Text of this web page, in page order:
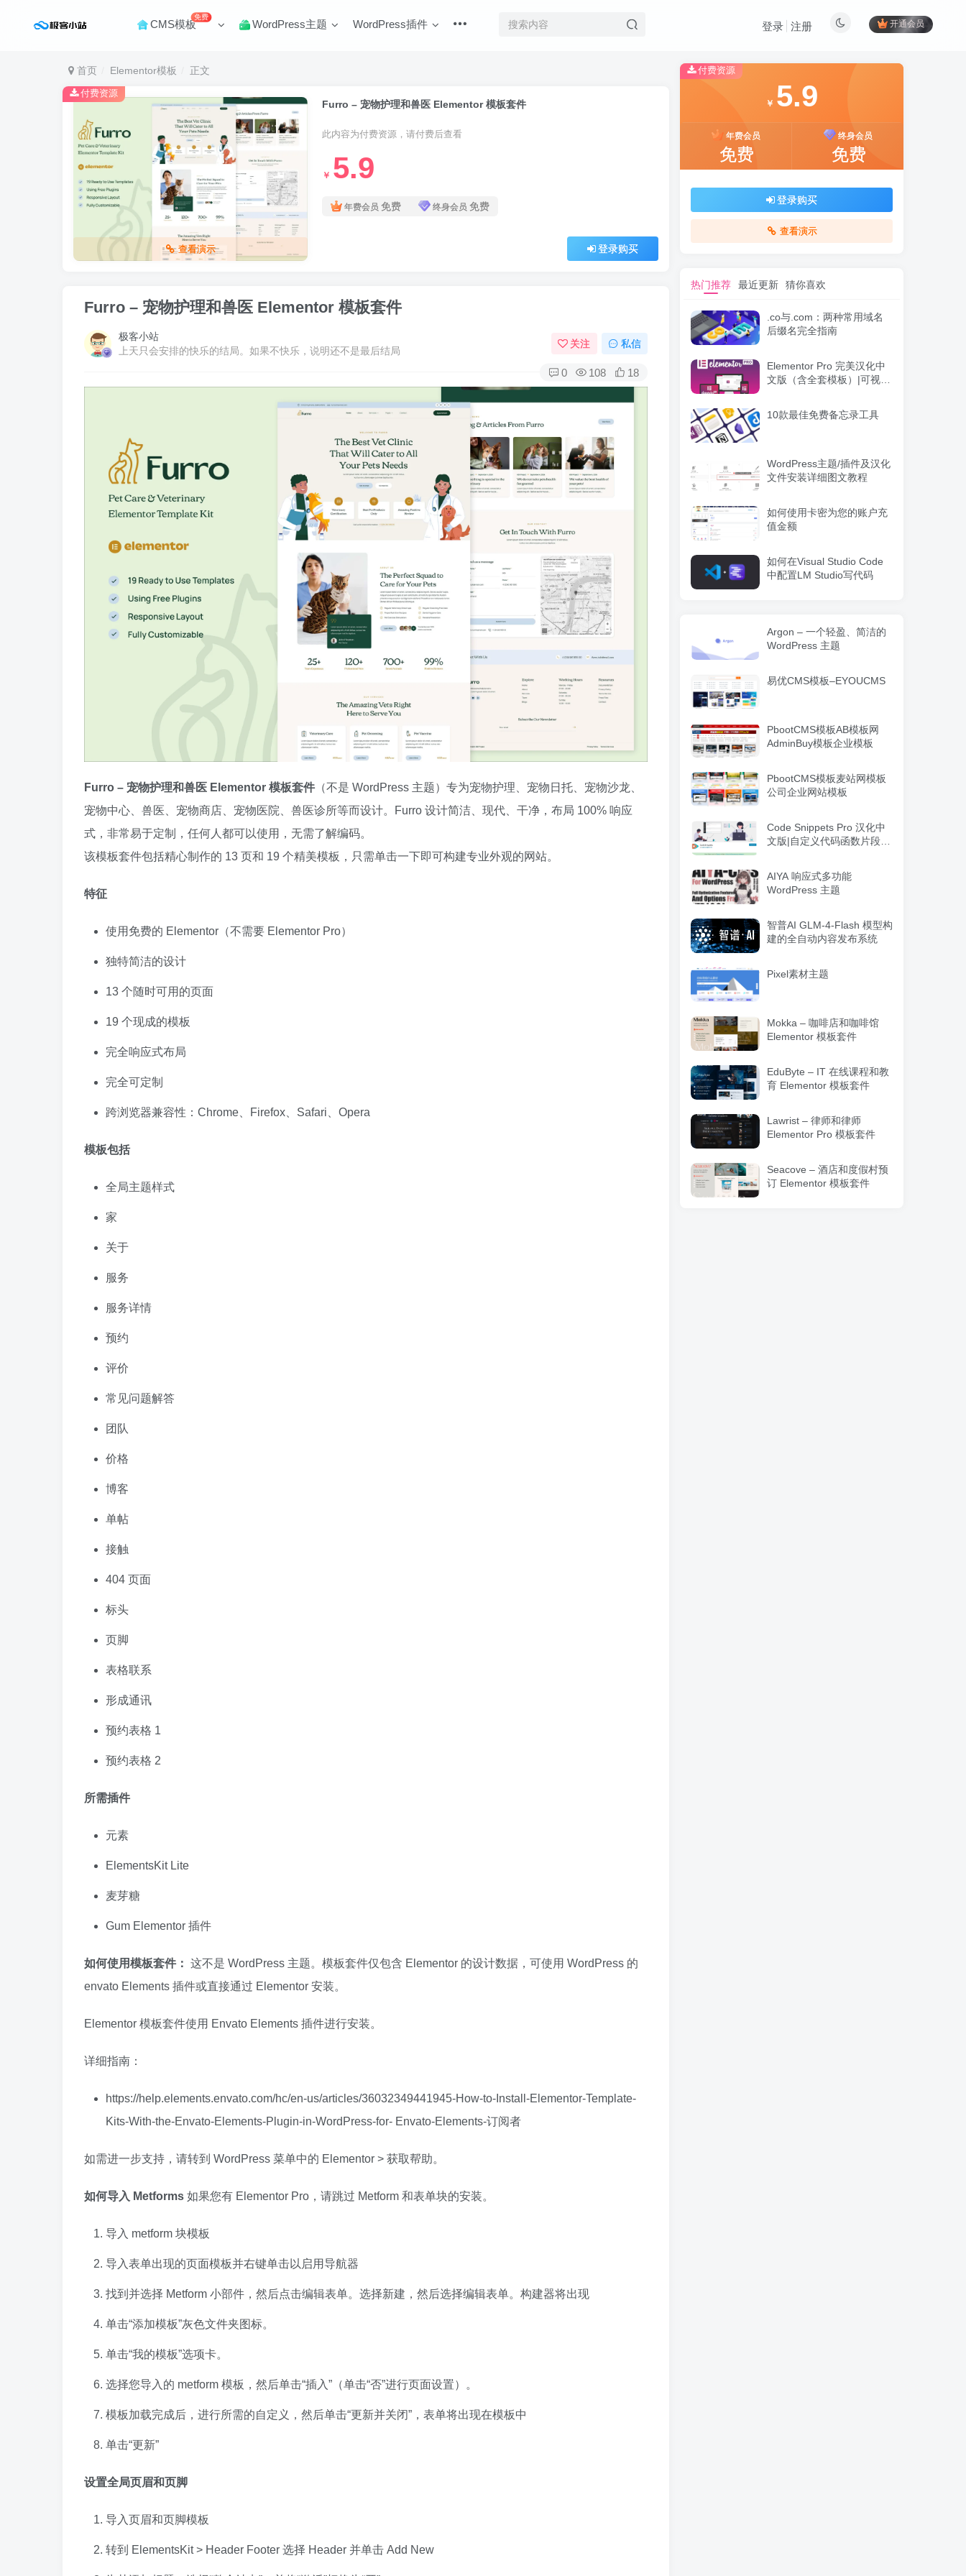
CMS模板
免费
WordPress主题 WordPress插件 开通会员
登录 注册
首页 Elementor模板 正文
查看演示
Furro – 宠物护理和兽医 Elementor 模板套件
此内容为付费资源，请付费后查看
￥ 5.9
年费会员 免费 终身会员 免费
登录购买
付费资源
Furro – 宠物护理和兽医 Elementor 模板套件
极客小站
上天只会安排的快乐的结局。如果不快乐，说明还不是最后结局
关注 私信
0 108 18
Furro – 宠物护理和兽医 Elementor 模板套件 （不是 WordPress 主题）专为宠物护理、宠物日托、宠物沙龙、
宠物中心、兽医、宠物商店、宠物医院、兽医诊所等而设计。Furro 设计简洁、现代、干净，布局 100% 响应
式，非常易于定制，任何人都可以使用，无需了解编码。
该模板套件包括精心制作的 13 页和 19 个精美模板，只需单击一下即可构建专业外观的网站。
特征
使用免费的 Elementor（不需要 Elementor Pro）
独特简洁的设计
13 个随时可用的页面
19 个现成的模板
完全响应式布局
完全可定制
跨浏览器兼容性：Chrome、Firefox、Safari、Opera
模板包括
全局主题样式
家
关于
服务
服务详情
预约
评价
常见问题解答
团队
价格
博客
单帖
接触
404 页面
标头
页脚
表格联系
形成通讯
预约表格 1
预约表格 2
所需插件
元素
ElementsKit Lite
麦芽糖
Gum Elementor 插件
如何使用模板套件： 这不是 WordPress 主题。模板套件仅包含 Elementor 的设计数据，可使用 WordPress 的
envato Elements 插件或直接通过 Elementor 安装。
Elementor 模板套件使用 Envato Elements 插件进行安装。
详细指南：
https://help.elements.envato.com/hc/en-us/articles/36032349441945-How-to-Install-Elementor-Template-
Kits-With-the-Envato-Elements-Plugin-in-WordPress-for- Envato-Elements-订阅者
如需进一步支持，请转到 WordPress 菜单中的 Elementor > 获取帮助。
如何导入 Metforms 如果您有 Elementor Pro，请跳过 Metform 和表单块的安装。
导入 metform 块模板
导入表单出现的页面模板并右键单击以启用导航器
找到并选择 Metform 小部件，然后点击编辑表单。选择新建，然后选择编辑表单。构建器将出现
单击“添加模板”灰色文件夹图标。
单击“我的模板”选项卡。
选择您导入的 metform 模板，然后单击“插入”（单击“否”进行页面设置）。
模板加载完成后，进行所需的自定义，然后单击“更新并关闭”，表单将出现在模板中
单击“更新”
设置全局页眉和页脚
导入页眉和页脚模板
转到 ElementsKit > Header Footer 选择 Header 并单击 Add New
付费资源
￥ 5.9
年费会员
免费
终身会员
免费
登录购买
查看演示
热门推荐 最近更新 猜你喜欢
.co与.com：两种常用域名
后缀名完全指南
Elementor Pro 完美汉化中
文版（含全套模板）|可视化
10款最佳免费备忘录工具
WordPress主题/插件及汉化
文件安装详细图文教程
如何使用卡密为您的账户充
值金额
如何在Visual Studio Code
中配置LM Studio写代码
Argon – 一个轻盈、简洁的
WordPress 主题
易优CMS模板–EYOUCMS
PbootCMS模板AB模板网
AdminBuy模板企业模板
PbootCMS模板麦站网模板
公司企业网站模板
Code Snippets Pro 汉化中
文版|自定义代码函数片段管
AIYA 响应式多功能
WordPress 主题
智普AI GLM-4-Flash 模型构
建的全自动内容发布系统
Pixel素材主题
Mokka – 咖啡店和咖啡馆
Elementor 模板套件
EduByte – IT 在线课程和教
育 Elementor 模板套件
Lawrist – 律师和律师
Elementor Pro 模板套件
Seacove – 酒店和度假村预
订 Elementor 模板套件